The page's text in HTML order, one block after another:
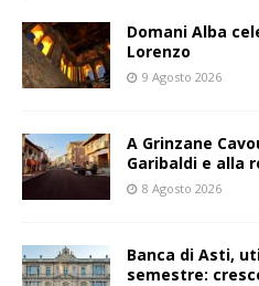
Domani Alba
Lorenzo
9 Agosto 2026
A Grinzane
Garibaldi e alla
8 Agosto 2026
Banca di Asti,
semestre: